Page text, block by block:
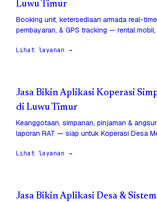
Luwu Timur
Booking unit, ketersediaan armada real-
pembayaran, & GPS tracking — rental
Lihat layanan →
Jasa Bikin Aplikasi Koperasi
di Luwu Timur
Keanggotaan, simpanan, pinjaman &
laporan RAT — siap untuk Koperasi Desa
Lihat layanan →
Jasa Bikin Aplikasi Desa &